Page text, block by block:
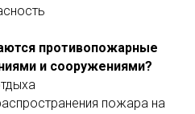
противопожарные
и сооружениями?
пожара на